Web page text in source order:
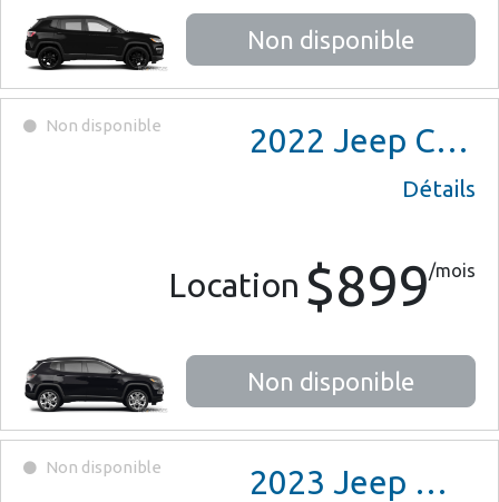
Non disponible
Non disponible 2022 Jeep Compass
Détails
Location $899/mois
Non disponible
Non disponible 2023 Jeep Wagoneer Series II